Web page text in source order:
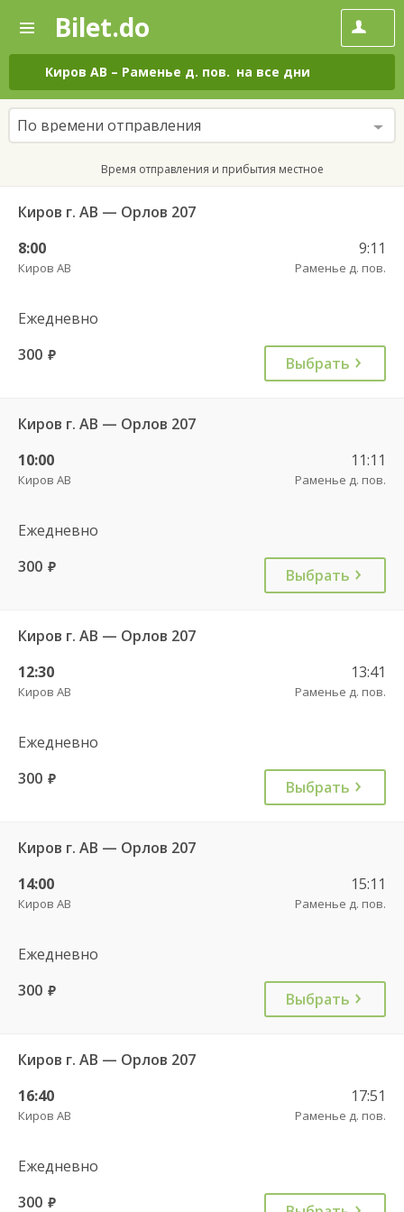
—
Поиск
и
покупка
билетов
на
автобус
онлайн
Bilet.do
Киров АВ – Раменье д. пов. на все дни
По времени отправления
Время отправления и прибытия местное
Киров г. АВ — Орлов 207
8:00
Киров АВ
9:11
Раменье д. пов.
Ежедневно
300 руб. Выбрать
Киров г. АВ — Орлов 207
10:00
Киров АВ
11:11
Раменье д. пов.
Ежедневно
300 руб. Выбрать
Киров г. АВ — Орлов 207
12:30
Киров АВ
13:41
Раменье д. пов.
Ежедневно
300 руб. Выбрать
Киров г. АВ — Орлов 207
14:00
Киров АВ
15:11
Раменье д. пов.
Ежедневно
300 руб. Выбрать
Киров г. АВ — Орлов 207
16:40
Киров АВ
17:51
Раменье д. пов.
Ежедневно
300 руб.